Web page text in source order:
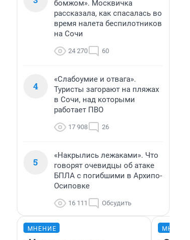
бомжом». Москвичка
рассказала, как спасалась во
время налета беспилотников
на Сочи
24 270 60
4
«Слабоумие и отвага».
Туристы загорают на пляжах
в Сочи, над которыми
работает ПВО
17 908 26
5
«Накрылись лежаками». Что
говорят очевидцы об атаке
БПЛА с погибшими в Архипо-
Осиповке
16 111 Обсудить
МНЕНИЕ